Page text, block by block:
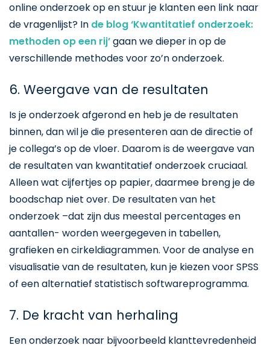
online onderzoek op en stuur je klanten een link naar
de vragenlijst? In de blog ‘Kwantitatief onderzoek:
methoden op een rij’gaan we dieper in op de
verschillende methodes voor zo’n onderzoek.
6. Weergave van de resultaten
Is je onderzoek afgerond en heb je de resultaten
binnen, dan wil je die presenteren aan de directie of
je collega’s op de vloer. Daarom is de weergave van
de resultaten van kwantitatief onderzoek cruciaal.
Alleen wat cijfertjes op papier, daarmee breng je de
boodschap niet over. De resultaten van het
onderzoek –dat zijn dus meestal percentages en
aantallen- worden weergegeven in tabellen,
grafieken en cirkeldiagrammen. Voor de analyse en
visualisatie van de resultaten, kun je kiezen voor SPSS
of een alternatief statistisch softwareprogramma.
7. De kracht van herhaling
Een onderzoek naar bijvoorbeeld klanttevredenheid